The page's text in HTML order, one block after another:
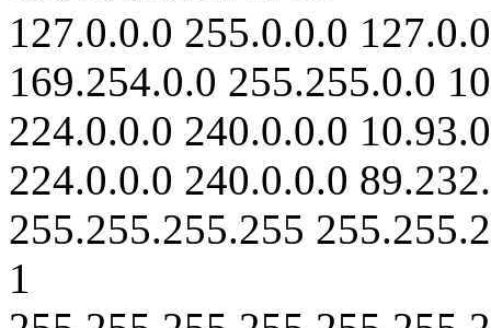
127.0.0.0 255.0.0.0
169.254.0.0 255.255.0.0
224.0.0.0 240.0.0.0
224.0.0.0 240.0.0.0
255.255.255.255
1